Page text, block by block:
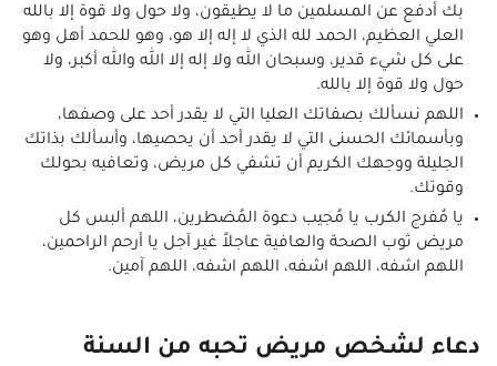
بك أدفع عن المسلمين ما لا يطيقون، ولا حول ولا قوة إلا بالله
العلي العظيم، الحمد لله الذي لا إله إلا هو، وهو للحمد أهل وهو
على كل شيء قدير، وسبحان الله ولا إله إلا الله والله أكبر، ولا
حول ولا قوة إلا بالله.
اللهم نسألك بصفاتك العليا التي لا يقدر أحد على وصفها،
وبأسمائك الحسنى التي لا يقدر أحد أن يحصيها، وأسألك بذاتك
الجليلة ووجهك الكريم أن تشفي كل مريض، وتعافيه بحولك
وقوتك.
يا مُفرج الكرب يا مُجيب دعوة المُضطرين، اللهم ألبس كل
مريض ثوب الصحة والعافية عاجلاً غير آجل يا أرحم الراحمين،
اللهم اشفه، اللهم اشفه، اللهم اشفه، اللهم آمين.
دعاء لشخص مريض تحبه من السنة